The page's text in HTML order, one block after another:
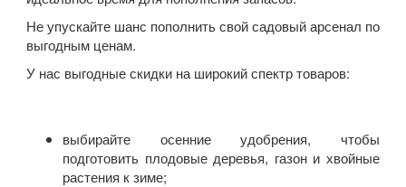
Не упускайте шанс пополнить свой садовый арсенал по
выгодным ценам.
У нас выгодные скидки на широкий спектр товаров:
выбирайте осенние удобрения, чтобы
подготовить плодовые деревья, газон и хвойные
растения к зиме;